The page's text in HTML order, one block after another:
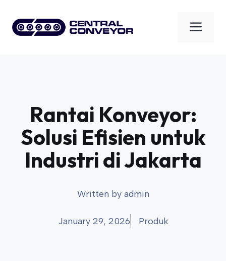
content
Rantai Konveyor:
Solusi Efisien untuk
Industri di Jakarta
Written by admin
January 29, 2026 Produk